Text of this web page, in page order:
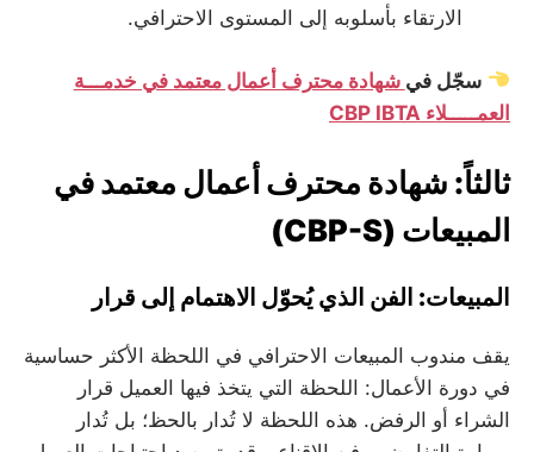
الارتقاء بأسلوبه إلى المستوى الاحترافي.
سجّل في شهادة محترف أعمال معتمد في خدمـــة
العمـــــلاء CBP IBTA
ثالثاً: شهادة محترف أعمال معتمد في
المبيعات (CBP-S)
المبيعات: الفن الذي يُحوّل الاهتمام إلى قرار
يقف مندوب المبيعات الاحترافي في اللحظة الأكثر حساسية
في دورة الأعمال: اللحظة التي يتخذ فيها العميل قرار
الشراء أو الرفض. هذه اللحظة لا تُدار بالحظ؛ بل تُدار